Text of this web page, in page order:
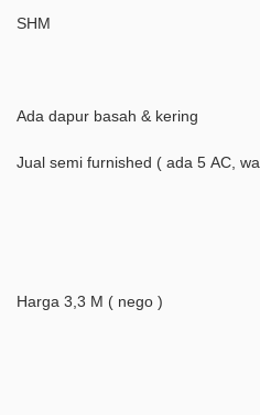
SHM
Ada dapur basah & kering
Jual semi furnished ( ada 5 AC,
Harga 3,3 M ( nego )